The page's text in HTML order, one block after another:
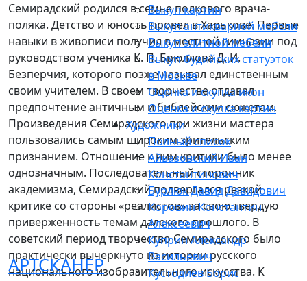
АРТСКАНЕР
Выкуп картин
Выкуп антикварной мебели
Выкуп элитной мебели
Выкуп будийских статуэток
в Москве
Оценка и скупка икон
Оценка и скупка картин
Художники
Полный список
Айвазовский Иван
Константинович
Бурлюк Давид Давидович
Коровин Константин
Алексеевич
Куприн Александр
Васильевич
Кустодиев Борис
Семирадский родился в семье полкового врача-
поляка. Детство и юность провел в Харькове. Первые
навыки в живописи получил в местной гимназии под
руководством ученика К. П. Брюллова Д. И.
Безперчия, которого позже называл единственным
своим учителем. В своем творчестве отдавал
предпочтение античным и библейским сюжетам.
Произведения Семирадского при жизни мастера
пользовались самым широким зрительским
признанием. Отношение к ним критики было менее
однозначным. Последовательный сторонник
академизма, Семирадский подвергался резкой
критике со стороны «реалистов» за свою твердую
приверженность темам далекого прошлого. В
советский период творчество Семирадского было
практически вычеркнуто из истории русского
национального изобразительного искусства. К